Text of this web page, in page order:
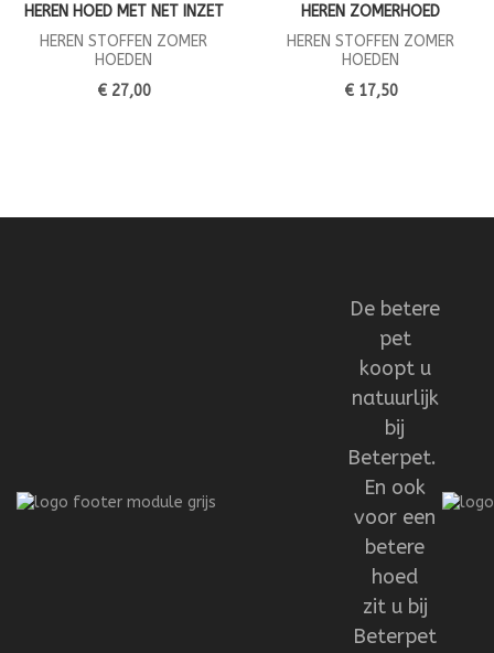
HEREN HOED MET NET INZET
HEREN STOFFEN ZOMER
HOEDEN
€ 27,00
HEREN ZOMERHOED
HEREN STOFFEN ZOMER
HOEDEN
€ 17,50
De betere
pet
koopt u
natuurlijk
bij
Beterpet.
En ook
voor een
betere
hoed
zit u bij
Beterpet